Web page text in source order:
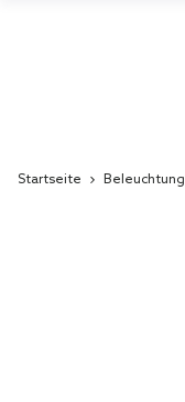
Startseite Beleuchtung